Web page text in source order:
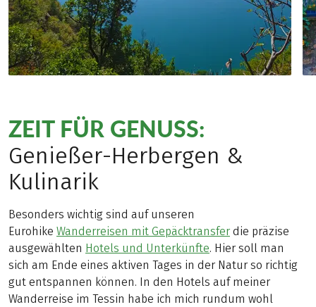
ZEIT FÜR GENUSS:
Genießer-Herbergen &
Kulinarik
Besonders wichtig sind auf unseren
Eurohike Wanderreisen mit Gepäcktransfer die präzise
ausgewählten Hotels und Unterkünfte. Hier soll man
sich am Ende eines aktiven Tages in der Natur so richtig
gut entspannen können. In den Hotels auf meiner
Wanderreise im Tessin habe ich mich rundum wohl